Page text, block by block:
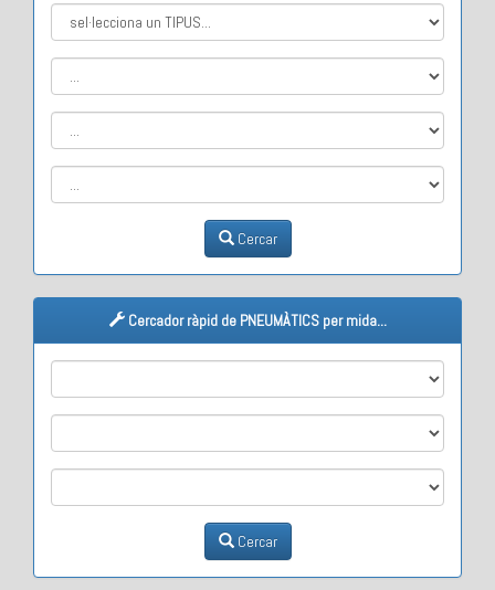
Cercar
Cercador ràpid de PNEUMÀTICS per mida...
Cercar